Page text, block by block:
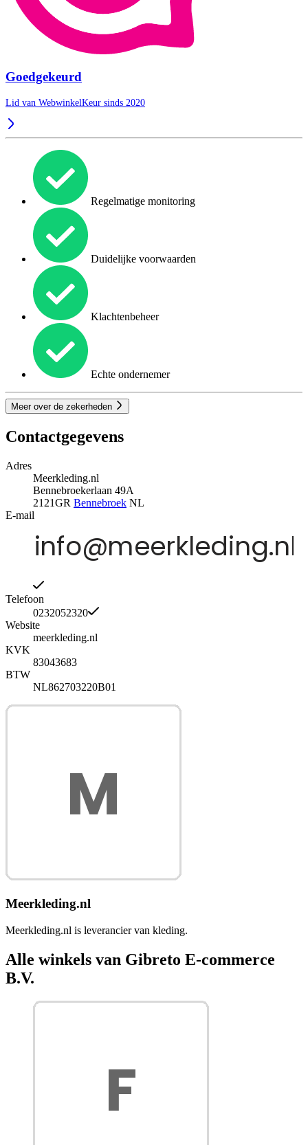
Goedgekeurd
Lid van WebwinkelKeur sinds 2020
Regelmatige monitoring
Duidelijke voorwaarden
Klachtenbeheer
Echte ondernemer
Meer over de zekerheden
Contactgegevens
Adres
Meerkleding.nl
Bennebroekerlaan 49A
2121GR Bennebroek NL
E-mail
Telefoon
0232052320
Website
meerkleding.nl
KVK
83043683
BTW
NL862703220B01
Meerkleding.nl
Meerkleding.nl is leverancier van kleding.
Alle winkels van Gibreto E-commerce
B.V.